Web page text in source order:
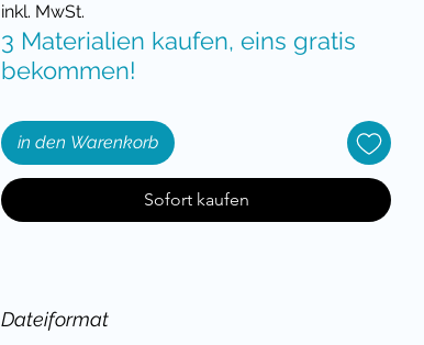
inkl. MwSt.
3 Materialien kaufen, eins gratis
bekommen!
in den Warenkorb
Sofort kaufen
Dateiformat